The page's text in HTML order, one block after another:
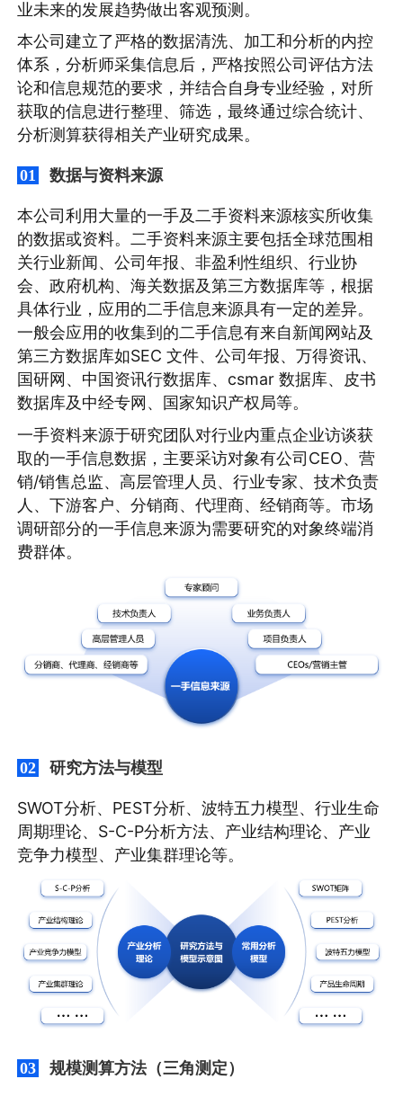
业未来的发展趋势做出客观预测。
本公司建立了严格的数据清洗、加工和分析的内控
体系，分析师采集信息后，严格按照公司评估方法
论和信息规范的要求，并结合自身专业经验，对所
获取的信息进行整理、筛选，最终通过综合统计、
分析测算获得相关产业研究成果。
01 数据与资料来源
本公司利用大量的一手及二手资料来源核实所收集
的数据或资料。二手资料来源主要包括全球范围相
关行业新闻、公司年报、非盈利性组织、行业协
会、政府机构、海关数据及第三方数据库等，根据
具体行业，应用的二手信息来源具有一定的差异。
一般会应用的收集到的二手信息有来自新闻网站及
第三方数据库如SEC 文件、公司年报、万得资讯、
国研网、中国资讯行数据库、csmar 数据库、皮书
数据库及中经专网、国家知识产权局等。
一手资料来源于研究团队对行业内重点企业访谈获
取的一手信息数据，主要采访对象有公司CEO、营
销/销售总监、高层管理人员、行业专家、技术负责
人、下游客户、分销商、代理商、经销商等。市场
调研部分的一手信息来源为需要研究的对象终端消
费群体。
02 研究方法与模型
SWOT分析、PEST分析、波特五力模型、行业生命
周期理论、S-C-P分析方法、产业结构理论、产业
竞争力模型、产业集群理论等。
03 规模测算方法（三角测定）